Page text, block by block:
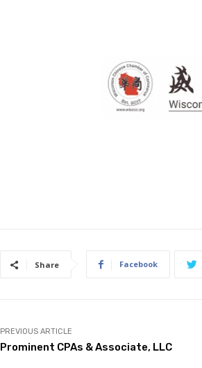
Share Facebook
PREVIOUS ARTICLE
Prominent CPAs & Associate, LLC